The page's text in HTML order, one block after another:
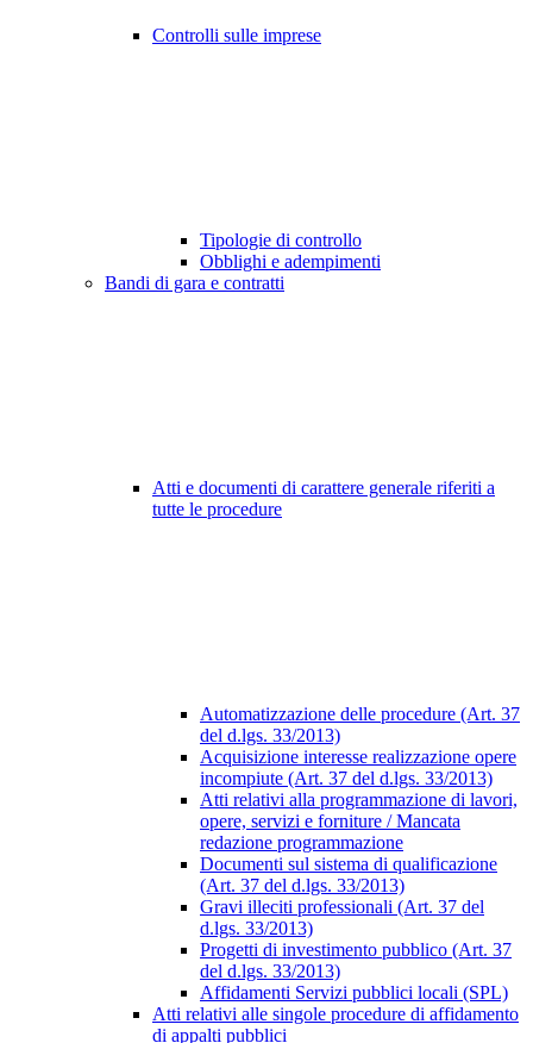
Controlli sulle imprese
Tipologie di controllo
Obblighi e adempimenti
Bandi di gara e contratti
Atti e documenti di carattere generale riferiti a
tutte le procedure
Automatizzazione delle procedure (Art. 37
del d.lgs. 33/2013)
Acquisizione interesse realizzazione opere
incompiute (Art. 37 del d.lgs. 33/2013)
Atti relativi alla programmazione di lavori,
opere, servizi e forniture / Mancata
redazione programmazione
Documenti sul sistema di qualificazione
(Art. 37 del d.lgs. 33/2013)
Gravi illeciti professionali (Art. 37 del
d.lgs. 33/2013)
Progetti di investimento pubblico (Art. 37
del d.lgs. 33/2013)
Affidamenti Servizi pubblici locali (SPL)
Atti relativi alle singole procedure di affidamento
di appalti pubblici